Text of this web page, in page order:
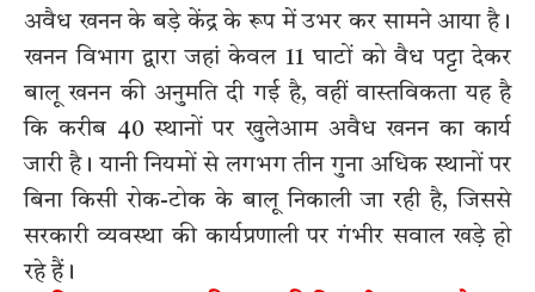
अवैध खनन के बड़े केंद्र के रूप में उभर कर सामने आया है।
खनन विभाग द्वारा जहां केवल 11 घाटों को वैध पट्टा देकर
बालू खनन की अनुमति दी गई है, वहीं वास्तविकता यह है
कि करीब 40 स्थानों पर खुलेआम अवैध खनन का कार्य
जारी है। यानी नियमों से लगभग तीन गुना अधिक स्थानों पर
बिना किसी रोक-टोक के बालू निकाली जा रही है, जिससे
सरकारी व्यवस्था की कार्यप्रणाली पर गंभीर सवाल खड़े हो
रहे हैं।